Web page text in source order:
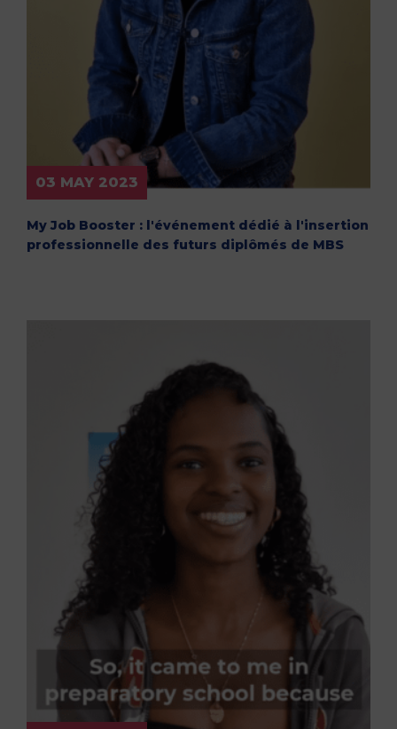
03 MAY 2023
My Job Booster : l'événement dédié à l'insertion
professionnelle des futurs diplômés de MBS